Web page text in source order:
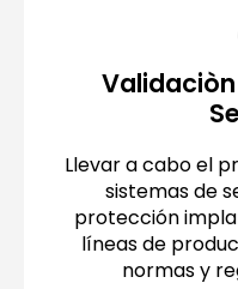
Validaciòn
Llevar a cabo el
sistemas de
protección
líneas de
normas y